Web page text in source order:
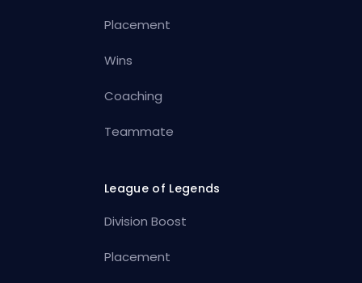
Placement
Wins
Coaching
Teammate
League of Legends
Division Boost
Placement